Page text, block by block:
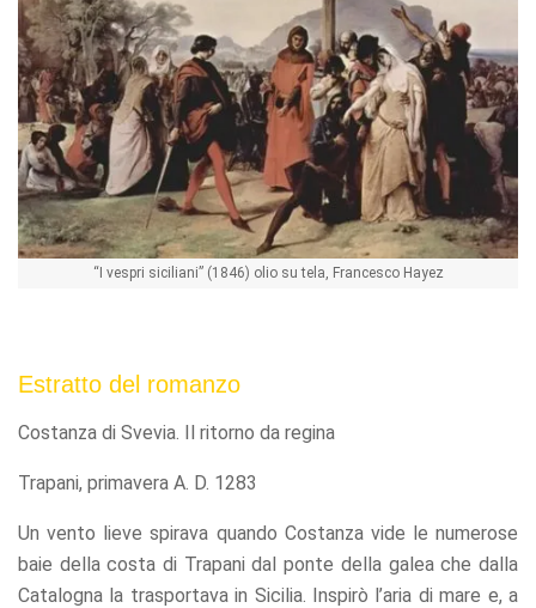
“I vespri siciliani” (1846) olio su tela, Francesco Hayez
Estratto del romanzo
Costanza di Svevia. Il ritorno da regina
Trapani, primavera A. D. 1283
Un vento lieve spirava quando Costanza vide le numerose
baie della costa di Trapani dal ponte della galea che dalla
Catalogna la trasportava in Sicilia. Inspirò l’aria di mare e, a